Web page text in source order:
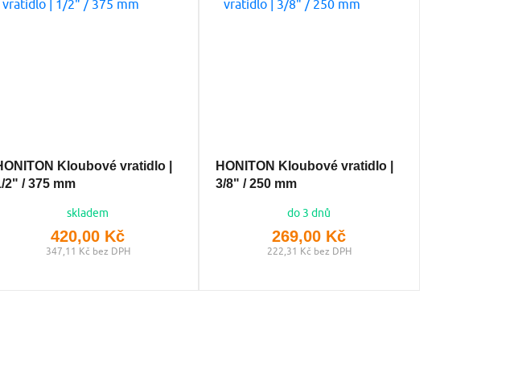
Kloubové vratidlo |
2" / 375 mm
skladem
420,00 Kč
347,11 Kč bez DPH
HONITON Kloubové vratidlo |
3/8" / 250 mm
do 3 dnů
269,00 Kč
222,31 Kč bez DPH